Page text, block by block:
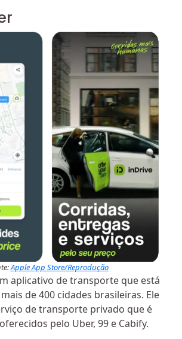
Apple App Store/Reprodução
aplicativo de transporte que está
de 400 cidades brasileiras. Ele
de transporte privado que é
pelo Uber, 99 e Cabify.